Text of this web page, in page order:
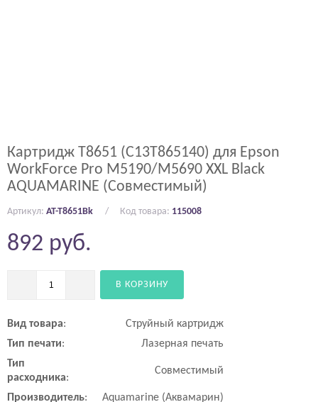
Картридж T8651 (C13T865140) для Epson
WorkForce Pro M5190/M5690 XXL Black
AQUAMARINE (Совместимый)
Артикул: AT-T8651Bk Код товара: 115008
Вид товара:
Струйный картридж
Тип печати:
Лазерная печать
Тип
расходника:
Совместимый
Производитель:
Aquamarine (Аквамарин)
892 руб.
В КОРЗИНУ